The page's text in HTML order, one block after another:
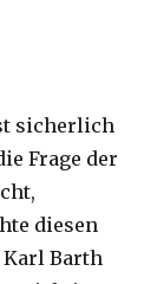
sicherlich
Frage der
diesen
Barth